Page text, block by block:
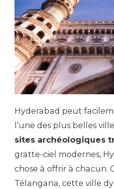
Hyderabad peut
l’une des plus belles
sites archéologiques
gratte-ciel modernes,
chose à offrir à chacun.
Télangana, cette ville